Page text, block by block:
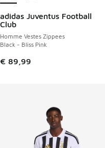
adidas Juventus Football
Club
Homme Vestes Zippees
Black - Bliss Pink
€ 89,99